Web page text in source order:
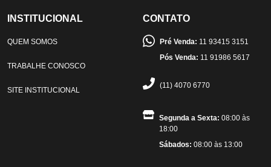
INSTITUCIONAL
QUEM SOMOS
TRABALHE CONOSCO
SITE INSTITUCIONAL
CONTATO
Pré Venda: 11 93415 3151
Pós Venda: 11 91986 5617
(11) 4070 6770
Segunda a Sexta: 08:00 às
18:00
Sábados: 08:00 às 13:00